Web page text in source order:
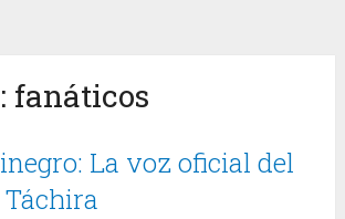
fanáticos
La voz oficial del